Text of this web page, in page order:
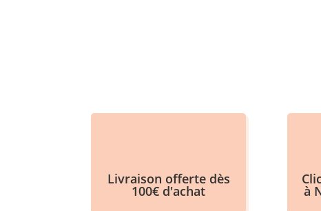
Livraison offerte dès
100€ d'achat à